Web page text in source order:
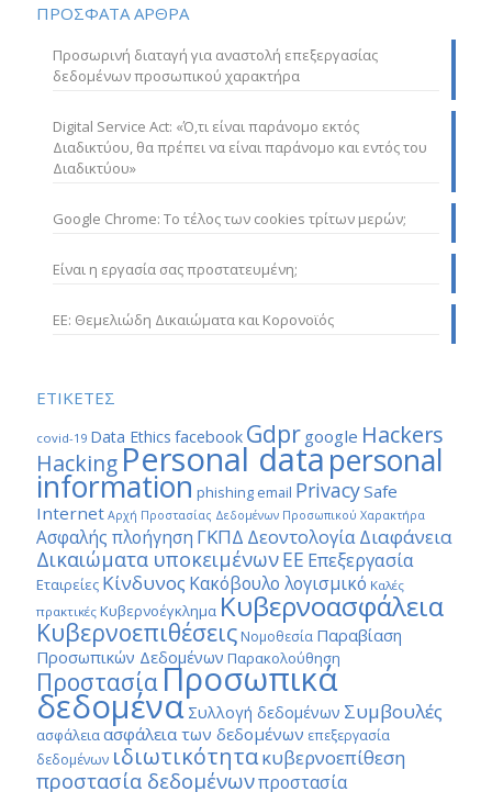
ΠΡΟΣΦΑΤΑ ΑΡΘΡΑ
Προσωρινή διαταγή για αναστολή επεξεργασίας
δεδομένων προσωπικού χαρακτήρα
Digital Service Act: «Ό,τι είναι παράνομο εκτός
Διαδικτύου, θα πρέπει να είναι παράνομο και εντός του
Διαδικτύου»
Google Chrome: Το τέλος των cookies τρίτων μερών;
Είναι η εργασία σας προστατευμένη;
ΕΕ: Θεμελιώδη Δικαιώματα και Κορονοϊός
ΕΤΙΚΕΤΕΣ
covid-19 Data Ethics facebook Gdpr google Hackers
Hacking Personal datapersonal
information phishing email PrivacySafe
Internet Αρχή Προστασίας Δεδομένων Προσωπικού Χαρακτήρα
Ασφαλής πλοήγηση ΓΚΠΔ ΔεοντολογίαΔιαφάνεια
Δικαιώματα υποκειμένωνΕΕ Επεξεργασία
Εταιρείες Κίνδυνος Κακόβουλο λογισμικό Καλές
πρακτικές Κυβερνοέγκλημα Κυβερνοασφάλεια
Κυβερνοεπιθέσεις Νομοθεσία Παραβίαση
Προσωπικών Δεδομένων Παρακολούθηση
ΠροστασίαΠροσωπικά
δεδομένα Συλλογή δεδομένων Συμβουλές
ασφάλειαασφάλεια των δεδομένων επεξεργασία
δεδομένων ιδιωτικότητακυβερνοεπίθεση
προστασία δεδομένωνπροστασία